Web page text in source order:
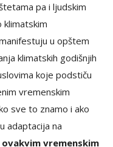
pa i ljudskim
klimatskim
u opštem
klimatskih godišnjih
koje podstiču
vremenskim
sve to znamo i ako
adaptacija na
vremenskim